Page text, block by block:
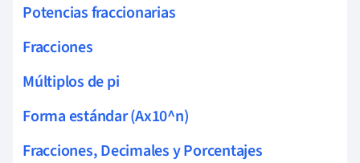
Potencias fraccionarias
Fracciones
Múltiplos de pi
Forma estándar (Ax10^n)
Fracciones, Decimales y Porcentajes